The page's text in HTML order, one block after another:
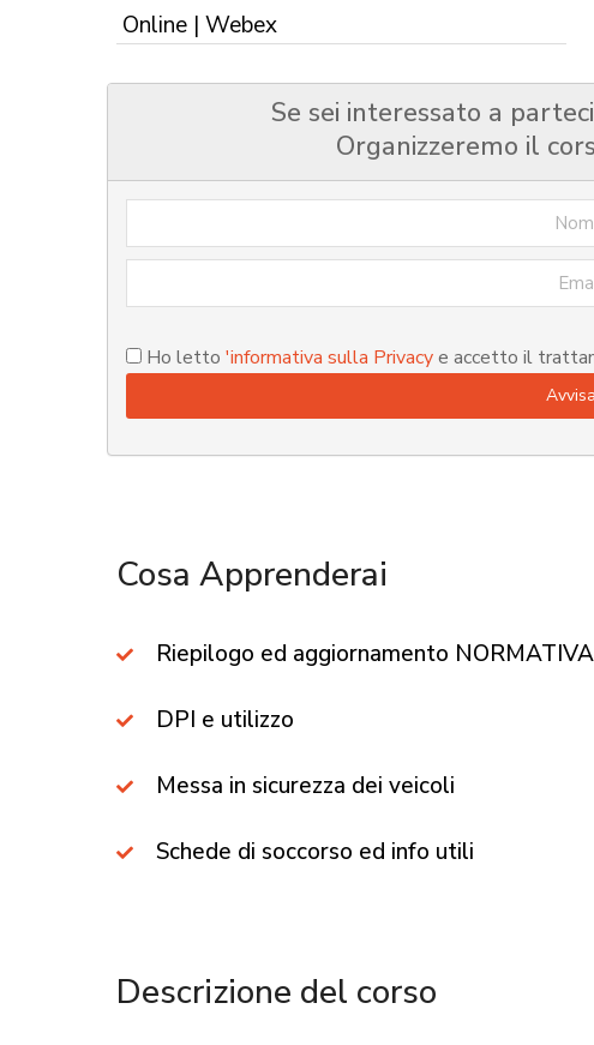
Online | Webex
Se sei interessato a
Organizzeremo il
Ho letto'informativa sulla Privacye accetto il
Cosa Apprenderai​
Riepilogo ed aggiornamento
DPI e utilizzo
Messa in sicurezza dei veicoli
Schede di soccorso ed info utili
Descrizione del corso